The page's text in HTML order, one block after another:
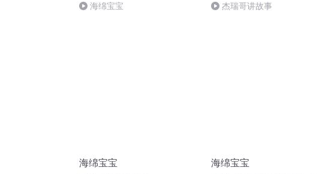
海绵宝宝 杰瑞哥讲故事
海绵宝宝 海绵宝宝